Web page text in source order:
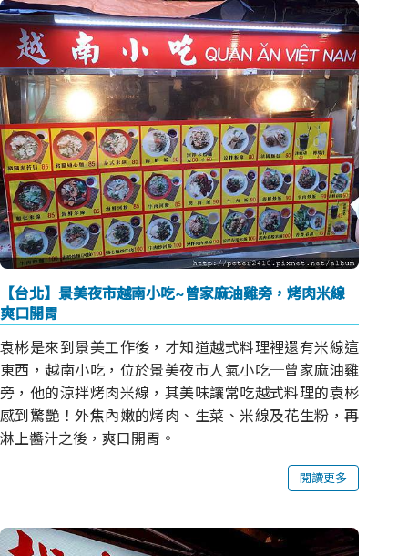
【台北】景美夜市越南小吃~曾家麻油雞旁，烤肉米線
爽口開胃
袁彬是來到景美工作後，才知道越式料理裡還有米線這
東西，越南小吃，位於景美夜市人氣小吃─曾家麻油雞
旁，他的涼拌烤肉米線，其美味讓常吃越式料理的袁彬
感到驚艷！外焦內嫩的烤肉、生菜、米線及花生粉，再
淋上醬汁之後，爽口開胃。
閱讀更多